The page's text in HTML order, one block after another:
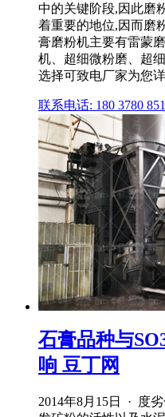
中的关键阶段,因此磨
着重要的地位,因而磨
膏磨粉机主要有雷蒙
机、超细微粉磨、超
选择可致电厂家为您详
联系电话: 180 3780
石膏品种与
响 豆丁网
2014年8月15日 · 度